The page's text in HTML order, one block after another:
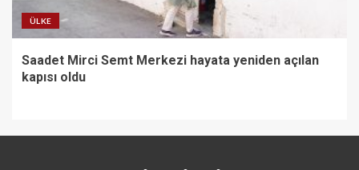
ÜLKE
Saadet Mirci Semt Merkezi hayata yeniden açılan
kapısı oldu